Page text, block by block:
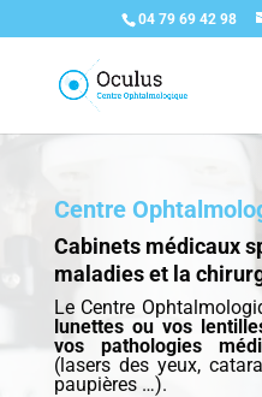
04 79 69 42 98
Centre
Cabinets médicaux
maladies et la
Le Centre
lunettes ou vos
vos pathologies
(lasers des yeux,
paupières …).